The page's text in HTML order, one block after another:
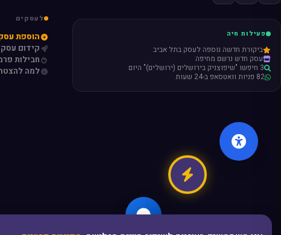
פעילות חיה
ביקורת חדשה נוספה לעסק בתל אביב
עסק חדש נרשם מחיפה
3 חיפשו "שיפוצניק בירושלים (ירושלים)" היום
82 פניות וואטסאפ ב-24 שעות
לעסקים
הוספת
קידום עסק
חבילות
למה